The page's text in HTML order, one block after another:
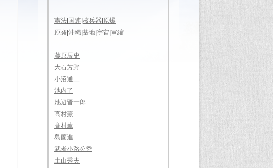
憲法 国連 核兵器 原爆
原発 沖縄 基地 宇宙 軍縮
藤原辰史
大石芳野
小沼通二
池内了
池辺晋一郎
髙村薫
髙村薫
島薗進
武者小路公秀
土山秀夫